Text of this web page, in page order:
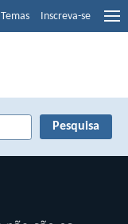
Temas Inscreva-se